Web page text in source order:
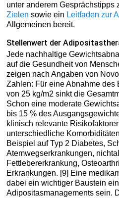
unter anderem Gesprächstipps
Zielen sowie ein Leitfaden zur
Allgemeinen bereit.
Stellenwert der
Jede nachhaltige
auf die Gesundheit von
zeigen nach Angaben von
Zahlen: Für eine Abnahme des
von 25 kg/m2 sinkt die
Schon eine moderate
bis 15 % des
klinisch relevante
unterschiedliche
Beispiel auf Typ 2 Diabetes,
Atemwegserkrankungen,
Fettlebererkrankung,
Erkrankungen. [9] Eine
dabei ein wichtiger Baustein
Adipositasmanagements sein.